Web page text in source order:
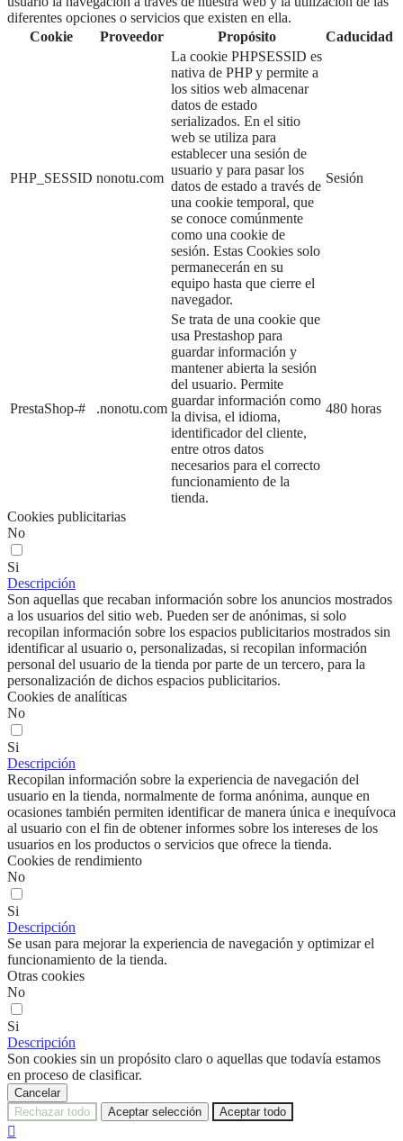
diferentes opciones o servicios que existen en ella.
Cookie
Proveedor Propósito Caducidad
PHP_SESSID nonotu.com
La cookie PHPSESSID es
nativa de PHP y permite a
los sitios web almacenar
datos de estado
serializados. En el sitio
web se utiliza para
establecer una sesión de
usuario y para pasar los
datos de estado a través de
una cookie temporal, que
se conoce comúnmente
como una cookie de
sesión. Estas Cookies solo
permanecerán en su
equipo hasta que cierre el
navegador.
Sesión
PrestaShop-# .nonotu.com
Se trata de una cookie que
usa Prestashop para
guardar información y
mantener abierta la sesión
del usuario. Permite
guardar información como
la divisa, el idioma,
identificador del cliente,
entre otros datos
necesarios para el correcto
funcionamiento de la
tienda.
480 horas
Cookies publicitarias
No
Si
Descripción
Son aquellas que recaban información sobre los anuncios mostrados
a los usuarios del sitio web. Pueden ser de anónimas, si solo
recopilan información sobre los espacios publicitarios mostrados sin
identificar al usuario o, personalizadas, si recopilan información
personal del usuario de la tienda por parte de un tercero, para la
personalización de dichos espacios publicitarios.
Cookies de analíticas
No
Si
Descripción
Recopilan información sobre la experiencia de navegación del
usuario en la tienda, normalmente de forma anónima, aunque en
ocasiones también permiten identificar de manera única e inequívoca
al usuario con el fin de obtener informes sobre los intereses de los
usuarios en los productos o servicios que ofrece la tienda.
Cookies de rendimiento
No
Si
Descripción
Se usan para mejorar la experiencia de navegación y optimizar el
funcionamiento de la tienda.
Otras cookies
No
Si
Descripción
Son cookies sin un propósito claro o aquellas que todavía estamos
en proceso de clasificar.
Cancelar
Rechazar todo
Aceptar selección Aceptar todo
